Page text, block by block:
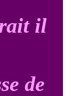
il
de